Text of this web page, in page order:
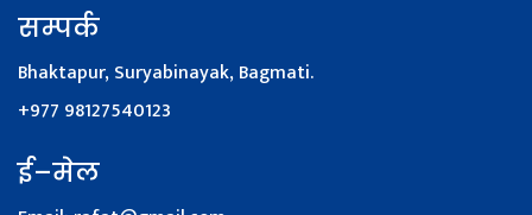
सम्पर्क
Bhaktapur, Suryabinayak, Bagmati.
+977 98127540123
ई–मेल